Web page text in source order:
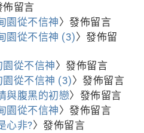
佈留言
園從不信神〉發佈留言
園從不信神 (3)〉發佈留
從不信神〉發佈留言
園從不信神 (3)〉發佈留言
與腹黑的初戀〉發佈留言
園從不信神〉發佈留言
心非?〉發佈留言